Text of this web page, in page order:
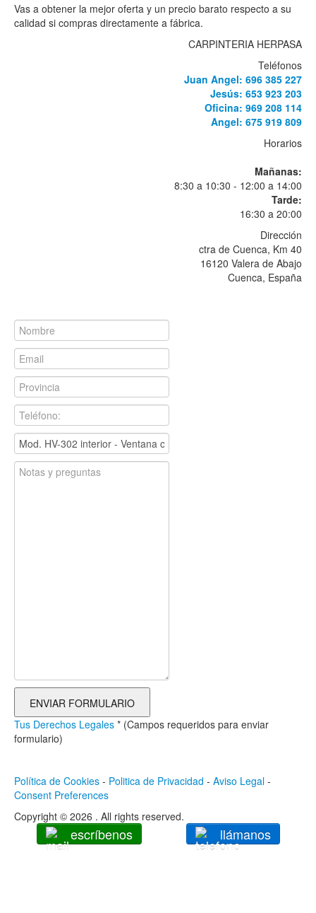
Vas a obtener la mejor oferta y un precio barato respecto a su
calidad si compras directamente a fábrica.
CARPINTERIA HERPASA
Teléfonos
Juan Angel: 696 385 227
Jesús: 653 923 203
Oficina: 969 208 114
Angel: 675 919 809
Horarios
Mañanas:
8:30 a 10:30 - 12:00 a 14:00
Tarde:
16:30 a 20:00
Dirección
ctra de Cuenca, Km 40
16120 Valera de Abajo
Cuenca, España
Tus Derechos Legales * (Campos requeridos para enviar
formulario)
Política de Cookies - Politica de Privacidad - Aviso Legal -
Consent Preferences
Copyright © 2026 . All rights reserved.
escríbenos llámanos